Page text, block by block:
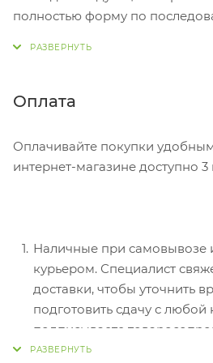
полностью форму по
Нажмите кнопку «Оформить
Оплата
Оплачивайте покупки
интернет-магазине доступно
Наличные при самовывозе
курьером. Специалист
доставки, чтобы уточнить
подготовить сдачу с
подписываете
документы, вносите